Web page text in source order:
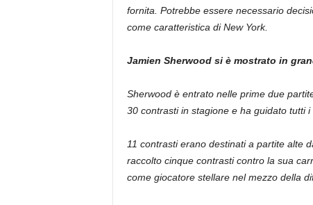
fornita. Potrebbe essere necessario
come caratteristica di New York.
Jamien Sherwood si è mostrato in
Sherwood è entrato nelle prime due
30 contrasti in stagione e ha guidato tutti i
11 contrasti erano destinati a partite alte
raccolto cinque contrasti contro la sua
come giocatore stellare nel mezzo della